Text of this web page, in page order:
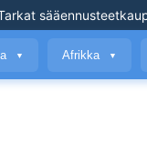
sääennusteet
▼ Afrikka ▼